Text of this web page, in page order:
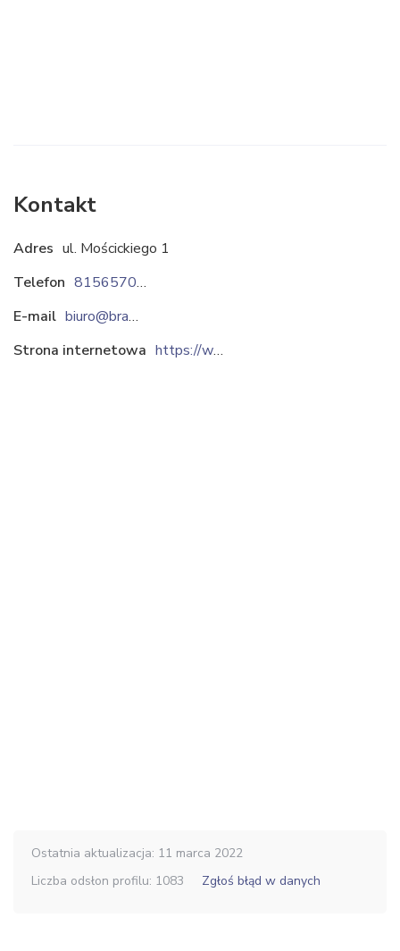
Kontakt
Adres ul. Mościckiego 1
Telefon
815657077
E-mail
biuro@brael.com.pl
Strona internetowa
https://www.brael.com.pl
Ostatnia aktualizacja: 11 marca 2022
Liczba odsłon profilu: 1083
Zgłoś błąd w danych